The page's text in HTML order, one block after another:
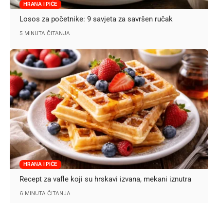
HRANA I PIĆE
Losos za početnike: 9 savjeta za savršen ručak
5 MINUTA ČITANJA
HRANA I PIĆE
Recept za vafle koji su hrskavi izvana, mekani iznutra
6 MINUTA ČITANJA